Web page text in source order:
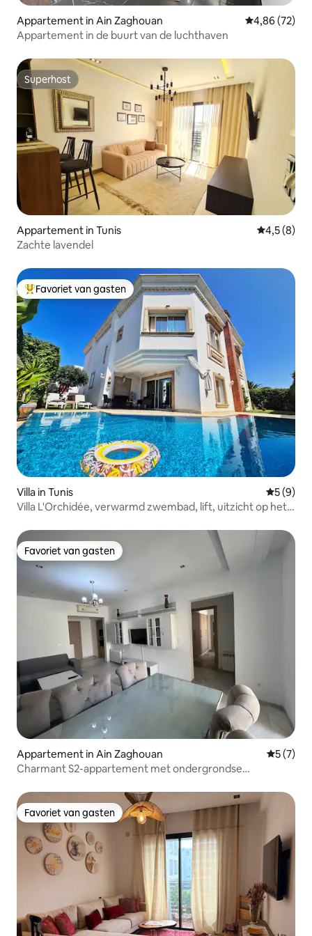
Appartement in Ain Zaghouan Gemiddelde
4,86 (72)
Appartement in de buurt van de luchthaven
Superhost
Superhost
Appartement in Tunis
4,5 (8)
Zachte lavendel
Topfavoriet van gasten
Favoriet van gasten
Villa in Tunis
5 (9)
Villa L'Orchidée, verwarmd zwembad, lift, uitzicht op het
Favoriet van gasten
Favoriet van gasten
Appartement in Ain Zaghouan
5 (7)
Charmant S2-appartement met ondergrondse
Favoriet van gasten
Favoriet van gasten